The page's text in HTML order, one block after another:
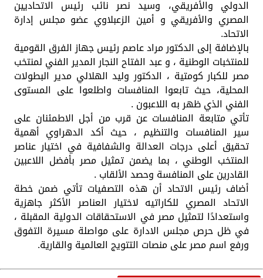
الدولي والأفريقي، وسيد نصر نائب رئيس الاتحاديين
المصري والأفريقي و أمين الزعبلاوي عضو مجلس إدارة
الاتحاد.
بالإضافة إلى الدكتور مراد عاصم رئيس جهاز الفرق القومية
للمنتخبات الوطنية ، و عبد الفتاح النجار المدير الفني لمنتخب
مصر للكبار كومتية ، الدكتور وليد الهلالي مدير البطولات
المحلية، حيث تابعوا المنافسات واطلعوا على المستوى
الفني الذي ظهر به اللاعبون .
تأتي متابعة المنافسات عن قرب من أجل الاطمئنان على
سير المنافسات والتنظيم ، حيث أكد الدهراوي أهمية
تحقيق أعلى درجات العدالة والشفافية في اختيار عناصر
المنتخب الوطني ، بما يضمن تمثيل مصر بأفضل اللاعبين
القادرين على المنافسة وحصد الألقاب .
أضاف رئيس الاتحاد أن هذه التصفيات تأتي ضمن خطة
الاتحاد المصري للكاراتيه لاختيار العناصر الأكثر جاهزية
واستعدادًا لتمثيل مصر في الاستحقاقات الدولية المقبلة ،
في ظل حرص مجلس الادارة على مواصلة مسيرة التفوق
ورفع اسم مصر على منصات التتويج العالمية والقارية.